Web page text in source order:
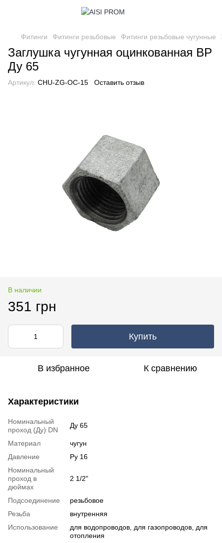
Фитинги Фитинги резьбовые Фитинги резьбовые чугунные
Заглушка чугунная оцинкованная ВР
Ду 65
Артикул: CHU-ZG-OC-15 Оставить отзыв
В наличии
351 грн
Купить
В избранное К сравнению
Характеристики
Номинальный
проход (Ду) DN
Ду 65
Материал
чугун
Давление
Ру 16
Номинальный
проход в
дюймах
2 1/2"
Подсоединение
резьбовое
Резьба
внутренняя
Использование
для водопроводов, для газопроводов, для
отопления